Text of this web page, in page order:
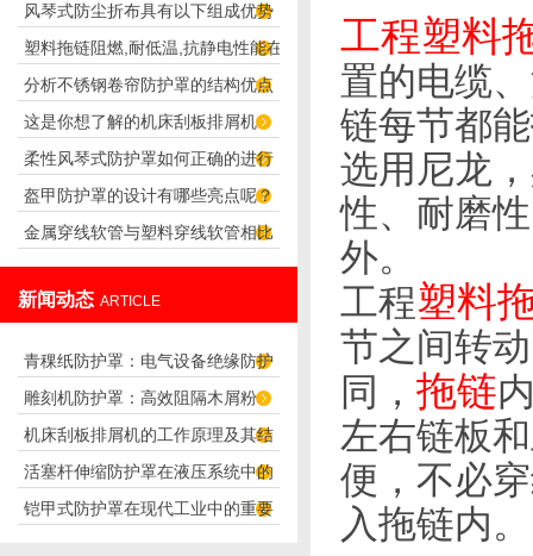
何安装？
风琴式防尘折布具有以下组成优势
塑料拖链阻燃,耐低温,抗静电性能在
实际运用中的重要性说明
分析不锈钢卷帘防护罩的结构优点
这是你想了解的机床刮板排屑机
吗？快来看看吧！
柔性风琴式防护罩如何正确的进行
安装？
盔甲防护罩的设计有哪些亮点呢？
金属穿线软管与塑料穿线软管相比
新闻动态 ARTICLE
青稞纸防护罩：电气设备绝缘防护
专用方案
雕刻机防护罩：高效阻隔木屑粉
尘，守护设备精度与安全
机床刮板排屑机的工作原理及其结
构分析
活塞杆伸缩防护罩在液压系统中的
应用
铠甲式防护罩在现代工业中的重要
工程塑料
置的电缆
链每节都
选用尼龙
性、耐磨
外。
工程塑料
节之间转
同， 拖链
左右链板
便，不必
入拖链内。